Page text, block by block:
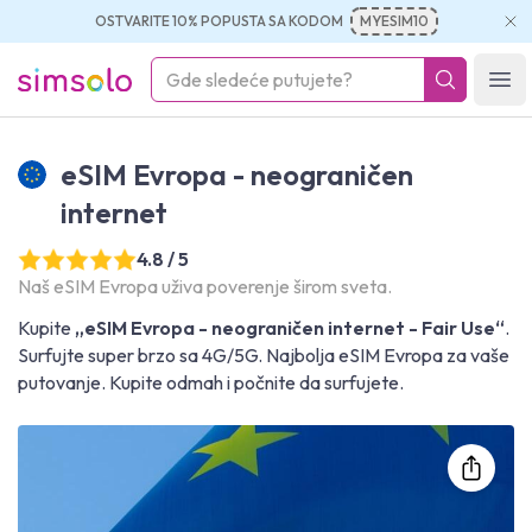
OSTVARITE 10% POPUSTA SA KODOM MYESIM10
simsolo
eSIM Evropa - neograničen
internet
4.8 / 5
Naš eSIM Evropa uživa poverenje širom sveta.
Kupite „eSIM Evropa - neograničen internet - Fair Use“.
Surfujte super brzo sa 4G/5G. Najbolja eSIM Evropa za vaše
putovanje. Kupite odmah i počnite da surfujete.